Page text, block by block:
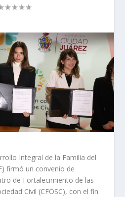
Integral de la Familia del
firmó un convenio de
de Fortalecimiento de las
Civil (CFOSC), con el fin